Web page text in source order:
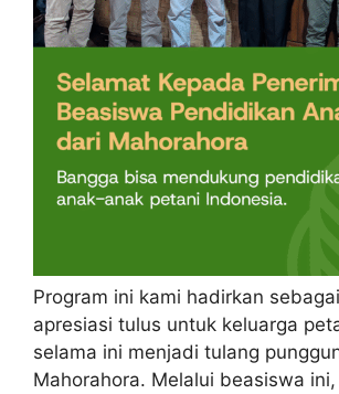
Program ini kami hadirkan
apresiasi tulus untuk keluarga
selama ini menjadi tulang
Mahorahora. Melalui beasiswa